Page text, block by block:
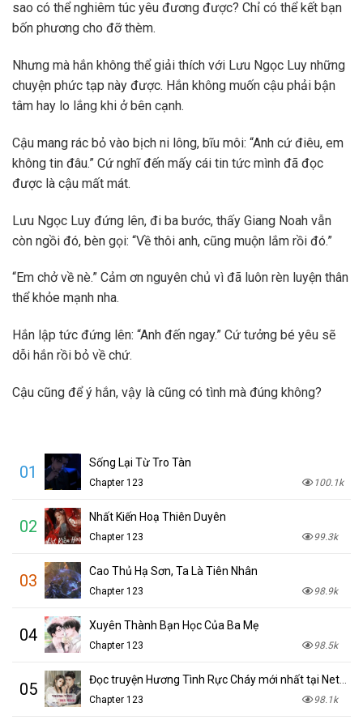
sao có thể nghiêm túc yêu đương được? Chỉ có thể kết bạn
bốn phương cho đỡ thèm.
Nhưng mà hắn không thể giải thích với Lưu Ngọc Luy những
chuyện phức tạp này được. Hắn không muốn cậu phải bận
tâm hay lo lắng khi ở bên cạnh.
Cậu mang rác bỏ vào bịch ni lông, bĩu môi: “Anh cứ điêu, em
không tin đâu.” Cứ nghĩ đến mấy cái tin tức mình đã đọc
được là cậu mất mát.
Lưu Ngọc Luy đứng lên, đi ba bước, thấy Giang Noah vẫn
còn ngồi đó, bèn gọi: “Về thôi anh, cũng muộn lắm rồi đó.”
“Em chở về nè.” Cảm ơn nguyên chủ vì đã luôn rèn luyện thân
thể khỏe mạnh nha.
Hắn lập tức đứng lên: “Anh đến ngay.” Cứ tưởng bé yêu sẽ
dỗi hắn rồi bỏ về chứ.
Cậu cũng để ý hắn, vậy là cũng có tình mà đúng không?
01 Sống Lại Từ Tro Tàn
Chapter 123 100.1k
02 Nhất Kiến Hoạ Thiên Duyên
Chapter 123 99.3k
03 Cao Thủ Hạ Sơn, Ta Là Tiên Nhân
Chapter 123 98.9k
04 Xuyên Thành Bạn Học Của Ba Mẹ
Chapter 123 98.5k
05
Chapter 123 98.1k